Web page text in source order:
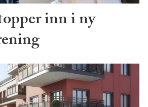
inn i ny